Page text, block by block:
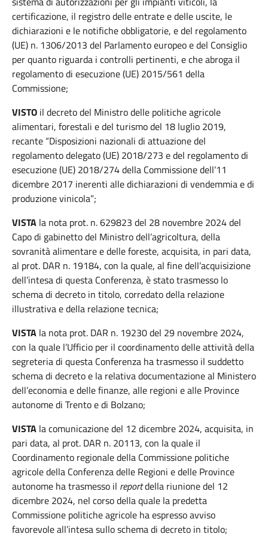
certificazione, il registro delle entrate e delle uscite, le
dichiarazioni e le notifiche obbligatorie, e del regolamento
(UE) n. 1306/2013 del Parlamento europeo e del Consiglio
per quanto riguarda i controlli pertinenti, e che abroga il
regolamento di esecuzione (UE) 2015/561 della
Commissione;
VISTO il decreto del Ministro delle politiche agricole
alimentari, forestali e del turismo del 18 luglio 2019,
recante “Disposizioni nazionali di attuazione del
regolamento delegato (UE) 2018/273 e del regolamento di
esecuzione (UE) 2018/274 della Commissione dell’11
dicembre 2017 inerenti alle dichiarazioni di vendemmia e di
produzione vinicola”;
VISTA la nota prot. n. 629823 del 28 novembre 2024 del
Capo di gabinetto del Ministro dell’agricoltura, della
sovranità alimentare e delle foreste, acquisita, in pari data,
al prot. DAR n. 19184, con la quale, al fine dell’acquisizione
dell’intesa di questa Conferenza, è stato trasmesso lo
schema di decreto in titolo, corredato della relazione
illustrativa e della relazione tecnica;
VISTA la nota prot. DAR n. 19230 del 29 novembre 2024,
con la quale l’Ufficio per il coordinamento delle attività della
segreteria di questa Conferenza ha trasmesso il suddetto
schema di decreto e la relativa documentazione al Ministero
dell’economia e delle finanze, alle regioni e alle Province
autonome di Trento e di Bolzano;
VISTA la comunicazione del 12 dicembre 2024, acquisita, in
pari data, al prot. DAR n. 20113, con la quale il
Coordinamento regionale della Commissione politiche
agricole della Conferenza delle Regioni e delle Province
autonome ha trasmesso il reportdella riunione del 12
dicembre 2024, nel corso della quale la predetta
Commissione politiche agricole ha espresso avviso
favorevole all’intesa sullo schema di decreto in titolo;